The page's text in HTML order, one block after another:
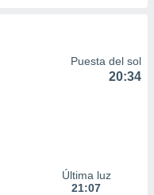
Puesta del sol
20:34
Última luz
21:07